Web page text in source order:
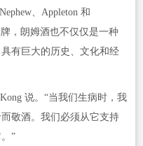
、Appleton 和
，朗姆酒也不仅仅是一种
有巨大的历史、文化和经
说。“当我们生病时，我
敬酒。我们必须从它支持
”